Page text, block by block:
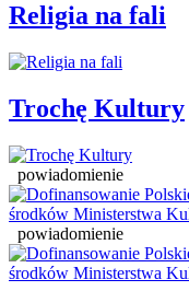
Religia na fali
Trochę Kultury
powiadomienie
powiadomienie